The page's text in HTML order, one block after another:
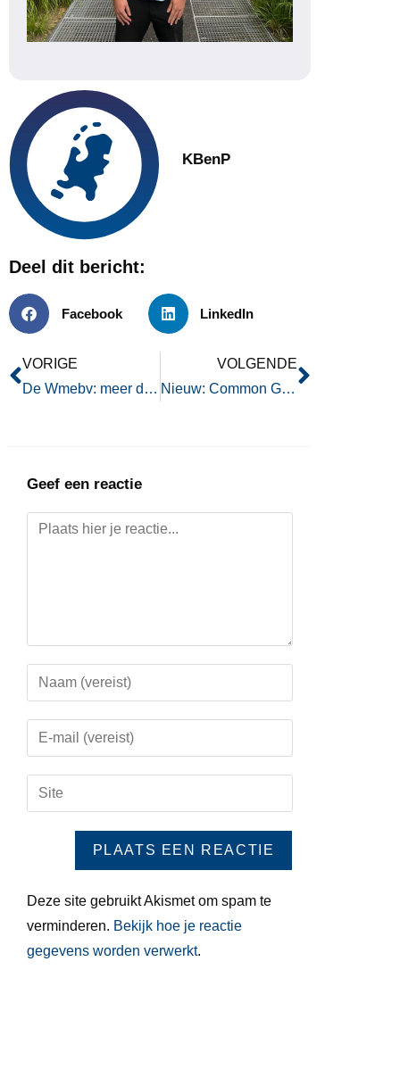
KBenP
Deel dit bericht:
Facebook LinkedIn
VORIGE
De Wmebv: meer dan een vinkje zetten
VOLGENDE
Nieuw: Common Ground Legenda – Wegwijs in een snelgroeiende beweging
Geef een reactie
Deze site gebruikt Akismet om spam te
verminderen. Bekijk hoe je reactie
gegevens worden verwerkt.